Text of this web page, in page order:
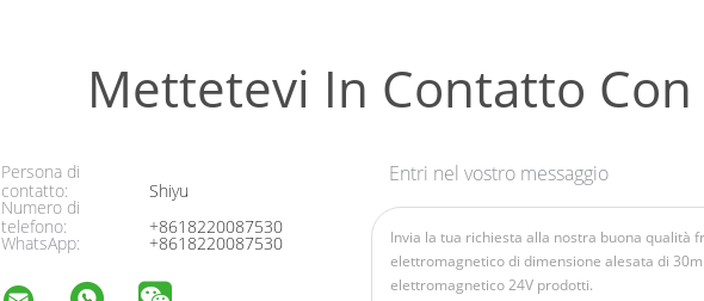
Mettetevi In ​​contatto Con
Persona di
contatto:
Shiyu
Numero di
telefono:
+8618220087530
WhatsApp: +8618220087530
Entri nel vostro messaggio